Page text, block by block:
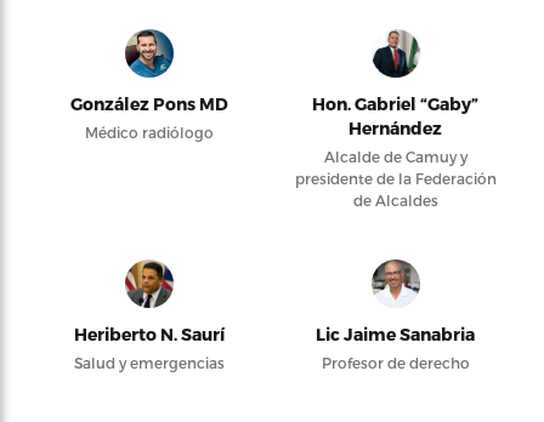
González Pons MD
Médico radiólogo
Hon. Gabriel “Gaby”
Hernández
Alcalde de Camuy y
presidente de la Federación
de Alcaldes
Heriberto N. Saurí
Salud y emergencias
Lic Jaime Sanabria
Profesor de derecho